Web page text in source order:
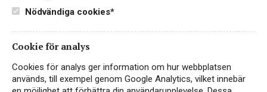
Instagram
Facebook
Nödvändiga cookies*
Cookie för analys
Cookies för analys ger information om hur webbplatsen
används, till exempel genom Google Analytics, vilket innebär